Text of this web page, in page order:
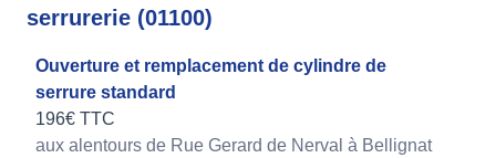
serrurerie (01100)
Ouverture et remplacement de cylindre de
serrure standard
196€ TTC
aux alentours de Rue Gerard de Nerval à Bellignat